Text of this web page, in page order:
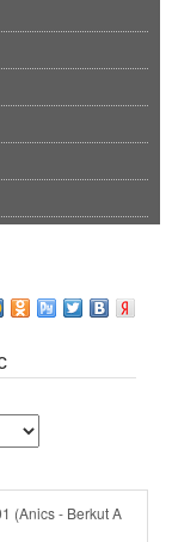
(Anics - Berkut A